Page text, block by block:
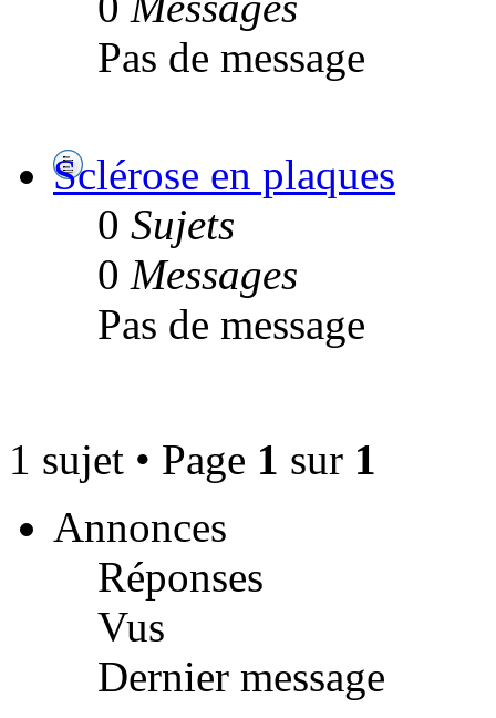
Pas de message
Sclérose en plaques
0 Sujets
0 Messages
Pas de message
1 sujet • Page 1 sur 1
Annonces
Réponses
Vus
Dernier message